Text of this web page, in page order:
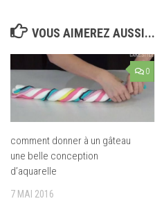
VOUS AIMEREZ AUSSI...
0
comment donner à un gâteau
une belle conception
d’aquarelle
7 MAI 2016